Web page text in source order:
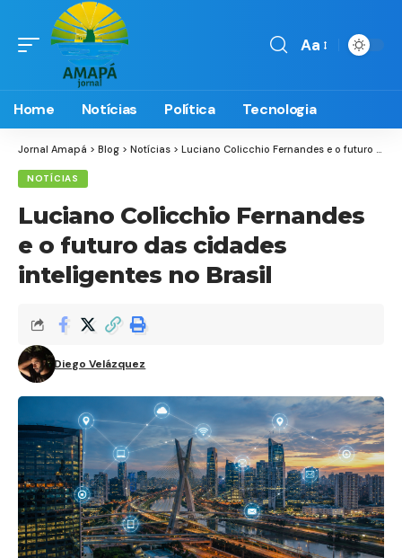
Font
Aa
Home Notícias Política Tecnologia
Jornal Amapá > Blog > Notícias > Luciano Colicchio Fernandes e o futuro das cidades inteligentes no Brasil
NOTÍCIAS
Luciano Colicchio Fernandes
e o futuro das cidades
inteligentes no Brasil
Diego Velázquez